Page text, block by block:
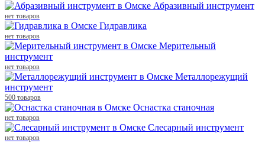
Абразивный инструмент
нет товаров
Гидравлика
нет товаров
Мерительный
инструмент
нет товаров
Металлорежущий
инструмент
500 товаров
Оснастка станочная
нет товаров
Слесарный инструмент
нет товаров